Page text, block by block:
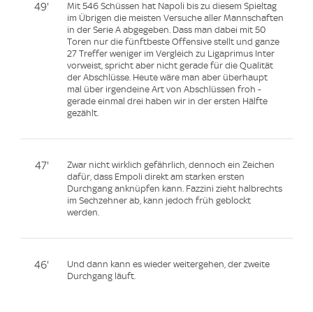
49'
Mit 546 Schüssen hat Napoli bis zu diesem Spieltag
im Übrigen die meisten Versuche aller Mannschaften
in der Serie A abgegeben. Dass man dabei mit 50
Toren nur die fünftbeste Offensive stellt und ganze
27 Treffer weniger im Vergleich zu Ligaprimus Inter
vorweist, spricht aber nicht gerade für die Qualität
der Abschlüsse. Heute wäre man aber überhaupt
mal über irgendeine Art von Abschlüssen froh -
gerade einmal drei haben wir in der ersten Hälfte
gezählt.
47'
Zwar nicht wirklich gefährlich, dennoch ein Zeichen
dafür, dass Empoli direkt am starken ersten
Durchgang anknüpfen kann. Fazzini zieht halbrechts
im Sechzehner ab, kann jedoch früh geblockt
werden.
46'
Und dann kann es wieder weitergehen, der zweite
Durchgang läuft.